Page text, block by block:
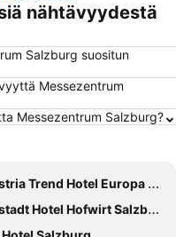
nähtävyydestä
Salzburg suositun
Messezentrum
Messezentrum Salzburg?
Trend Hotel Europa Salzburg
Hotel Hofwirt Salzburg